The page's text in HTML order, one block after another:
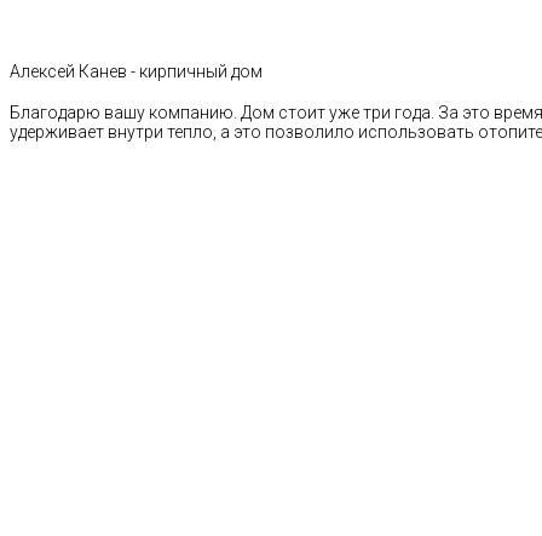
Алексей Канев - кирпичный дом
Благодарю вашу компанию. Дом стоит уже три года. За это
удерживает внутри тепло, а это позволило использовать